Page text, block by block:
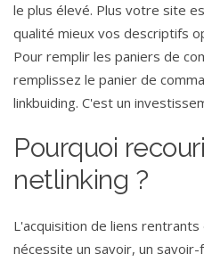
le plus élevé. Plus votre site
qualité mieux vos descriptifs
Pour remplir les paniers de
remplissez le panier de
linkbuiding. C'est un
Pourquoi
netlinking ?
L'acquisition de liens
nécessite un savoir, un